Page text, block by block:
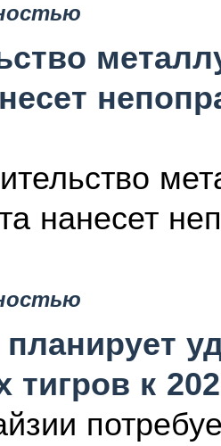
нанесет
тигров к